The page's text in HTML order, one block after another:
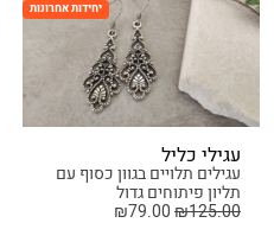
יחידות אחרונות
עגילי כליל
עגילים תלויים בגוון כסוף עם
תליון פיתוחים גדול
₪125.00
₪79.00